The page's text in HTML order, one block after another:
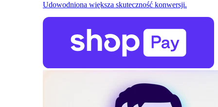
Udowodniona większa skuteczność konwersji.